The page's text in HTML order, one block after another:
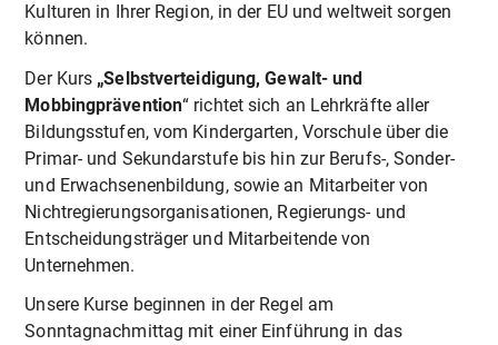
Kulturen in Ihrer Region, in der EU und weltweit sorgen
können.
Der Kurs „Selbstverteidigung, Gewalt- und
Mobbingprävention“ richtet sich an Lehrkräfte aller
Bildungsstufen, vom Kindergarten, Vorschule über die
Primar- und Sekundarstufe bis hin zur Berufs-, Sonder-
und Erwachsenenbildung, sowie an Mitarbeiter von
Nichtregierungsorganisationen, Regierungs- und
Entscheidungsträger und Mitarbeitende von
Unternehmen.
Unsere Kurse beginnen in der Regel am
Sonntagnachmittag mit einer Einführung in das